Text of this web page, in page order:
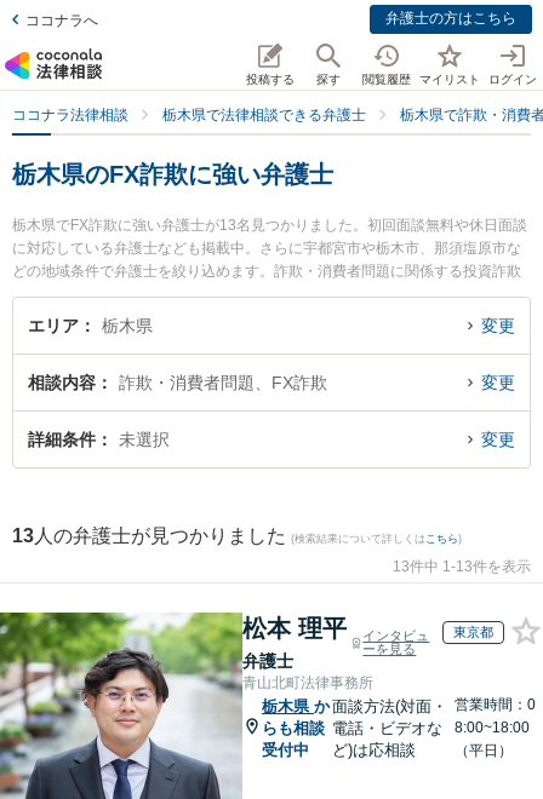
ココナラへ 弁護士の方はこちら
投稿する 探す 閲覧履歴 マイリスト ログイン
ココナラ法律相談 栃木県で法律相談できる弁護士 栃木県で詐欺・消費
栃木県のFX詐欺に強い弁護士
栃木県でFX詐欺に強い弁護士が13名見つかりました。初回面談無料や休日面談
に対応している弁護士なども掲載中。さらに宇都宮市や栃木市、那須塩原市な
どの地域条件で弁護士を絞り込めます。詐欺・消費者問題に関係する投資詐欺
や副業詐欺、FX詐欺等の細かな分野での絞り込み検索もでき便利です。特に弁
護士法人栃のふたば法律事務所の小坂 誉弁護士や弁護士法人高木・尾畑法律事
たFX詐欺のトラブルを今すぐに弁護士に相談したい』『FX詐欺のトラブル解決
の実績豊富な近くの弁護士を検索したい』『初回相談無料でFX詐欺を法律相談
できる栃木県内の弁護士に相談予約したい』などでお困りの相談者さんにおす
エリア 栃木県 変更
相談内容 詐欺・消費者問題、FX詐欺 変更
詳細条件 未選択 変更
13 人の弁護士が見つかりました (検索結果について詳しくは こちら)
13件中 1-13件を表示
松本 理平
弁護士
インタビュ
ーを見る
東京都
青山北町法律事務所
栃木県 か
らも相談
受付中
面談方法(対面・
電話・ビデオな
ど)は応相談
営業時間：0
8:00~18:00
（平日）